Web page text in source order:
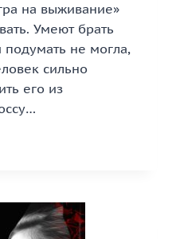
на выживание»
Умеют брать
не могла,
сильно
его из